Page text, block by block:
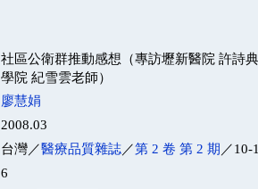
社區公衛群推動感想（專訪壢新醫院 許詩
學院 紀雪雲老師）
廖慧娟
2008.03
台灣／醫療品質雜誌／第 2 卷 第 2 期 ／10-
6